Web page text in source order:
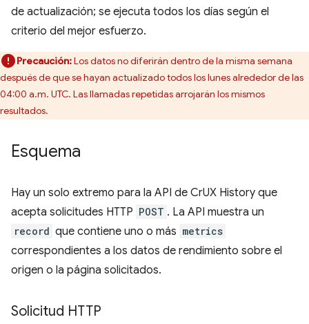
de actualización; se ejecuta todos los días según el
criterio del mejor esfuerzo.
Precaución:Los datos no diferirán dentro de la misma semana
después de que se hayan actualizado todos los lunes alrededor de las
04:00 a.m. UTC. Las llamadas repetidas arrojarán los mismos
resultados.
Esquema
Hay un solo extremo para la API de CrUX History que
acepta solicitudes HTTP POST . La API muestra un
record que contiene uno o más metrics
correspondientes a los datos de rendimiento sobre el
origen o la página solicitados.
Solicitud HTTP